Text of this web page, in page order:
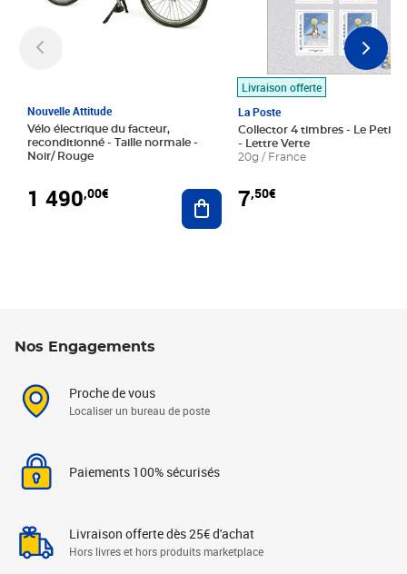
Nouvelle Attitude
Vélo électrique du facteur,
reconditionné - Taille normale -
Noir/ Rouge
1 490,00€ Ajouter au panier
Livraison offerte
La Poste
Collector 4 timbres - Le Petit
- Lettre Verte
20g / France
7,50€
Nos Engagements
Proche de vous
Localiser un bureau de poste
Paiements 100% sécurisés
Livraison offerte dès 25€ d'achat
Hors livres et hors produits marketplace